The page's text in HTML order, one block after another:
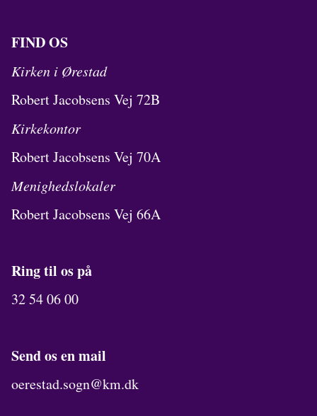
FIND OS
Kirken i Ørestad
Robert Jacobsens Vej 72B
Kirkekontor
Robert Jacobsens Vej 70A
Menighedslokaler
Robert Jacobsens Vej 66A
Ring til os på
32 54 06 00
Send os en mail
oerestad.sogn@km.dk